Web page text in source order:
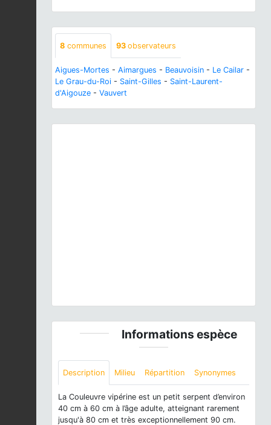
8 communes 93 observateurs
Aigues-Mortes - Aimargues - Beauvoisin - Le Cailar -
Le Grau-du-Roi - Saint-Gilles - Saint-Laurent-
d'Aigouze - Vauvert
Informations espèce
Description Milieu Répartition Synonymes
La Couleuvre vipérine est un petit serpent d’environ
40 cm à 60 cm à l’âge adulte, atteignant rarement
jusqu'à 80 cm et très exceptionnellement 90 cm.